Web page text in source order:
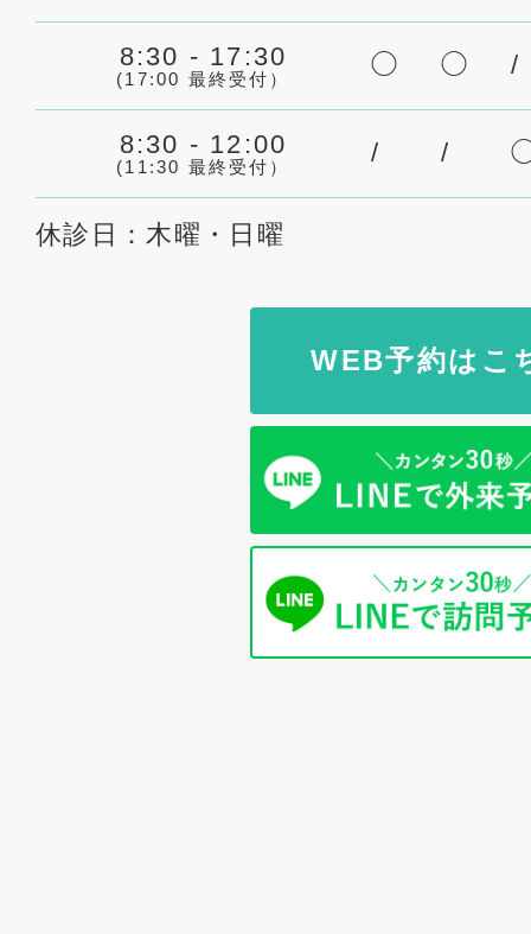
8:30 - 17:30
(17:00 最終受付） ◯ ◯ /
8:30 - 12:00
(11:30 最終受付） / /
休診日：木曜・日曜
WEB予約はこ